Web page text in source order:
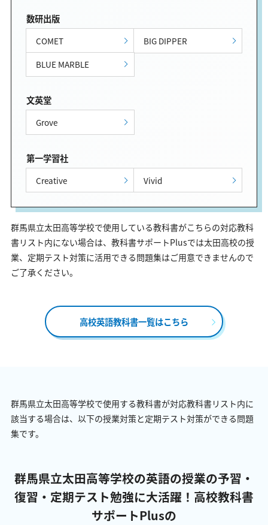
数研出版
COMET
BIG DIPPER
BLUE MARBLE
文英堂
Grove
第一学習社
Creative Vivid
群馬県立太田高等学校で使用している教科書がこちらの対応教科
書リスト内にない場合は、教科書サポートPlusでは太田高校の授
業、定期テスト対策に活用できる問題集はご用意できませんので
ご了承ください。
高校英語教科書一覧はこちら
群馬県立太田高等学校で使用する教科書が対応教科書リスト内に
該当する場合は、以下の授業対策と定期テスト対策ができる問題
集です。
群馬県立太田高等学校の英語の授業の予習・
復習・定期テスト勉強に大活躍！ 高校教科書
サポートPlusの